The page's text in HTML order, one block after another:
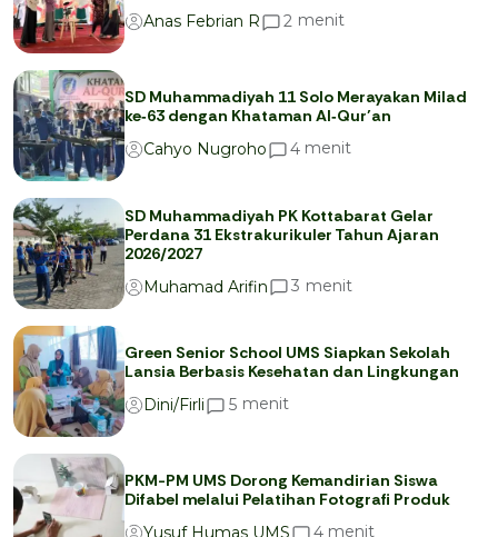
Anas Febrian R
2 menit
SD Muhammadiyah 11 Solo Merayakan Milad
ke‑63 dengan Khataman Al‑Qur’an
Cahyo Nugroho
4 menit
SD Muhammadiyah PK Kottabarat Gelar
Perdana 31 Ekstrakurikuler Tahun Ajaran
2026/2027
Muhamad Arifin
3 menit
Green Senior School UMS Siapkan Sekolah
Lansia Berbasis Kesehatan dan Lingkungan
Dini/Firli
5 menit
PKM-PM UMS Dorong Kemandirian Siswa
Difabel melalui Pelatihan Fotografi Produk
Yusuf Humas UMS
4 menit